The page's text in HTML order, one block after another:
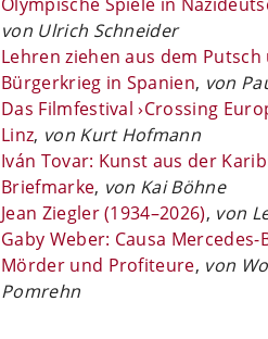
von Ulrich Schneider
Lehren ziehen aus dem Putsch
Bürgerkrieg in Spanien, von
Das Filmfestival ›Crossing
Linz, von Kurt Hofmann
Iván Tovar: Kunst aus der
Briefmarke, von Kai Böhne
Jean Ziegler (1934–2026), von
Gaby Weber: Causa Mercedes-
Mörder und Profiteure, von
Pomrehn